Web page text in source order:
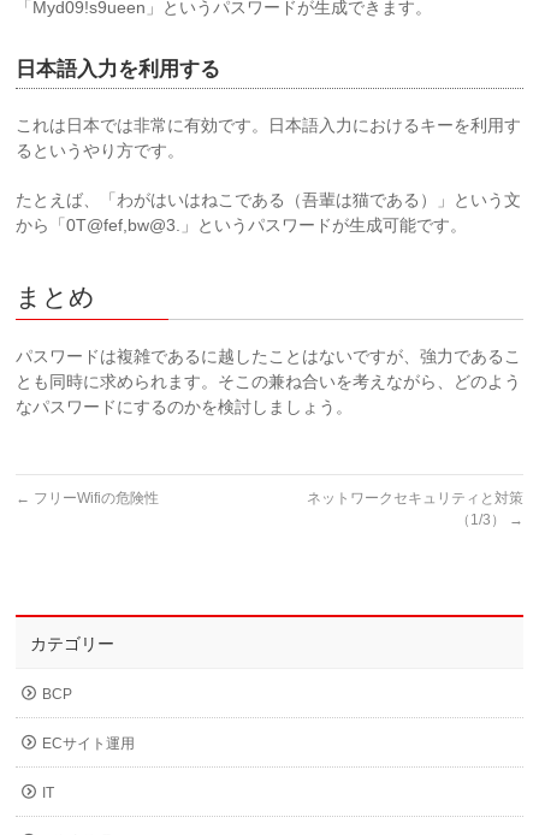
「Myd09!s9ueen」というパスワードが生成できます。
日本語入力を利用する
これは日本では非常に有効です。日本語入力におけるキーを利用す
るというやり方です。
たとえば、「わがはいはねこである（吾輩は猫である）」という文
から「0T@fef,bw@3.」というパスワードが生成可能です。
まとめ
パスワードは複雑であるに越したことはないですが、強力であるこ
とも同時に求められます。そこの兼ね合いを考えながら、どのよう
なパスワードにするのかを検討しましょう。
← フリーWifiの危険性
ネットワークセキュリティと対策
（1/3）
→
カテゴリー
BCP
ECサイト運用
IT